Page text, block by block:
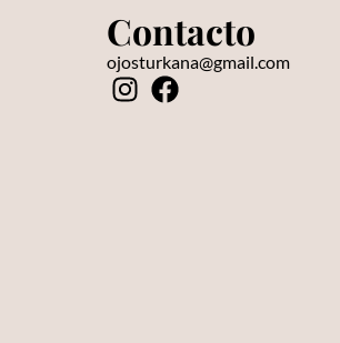
Contacto
ojosturkana@gmail.com